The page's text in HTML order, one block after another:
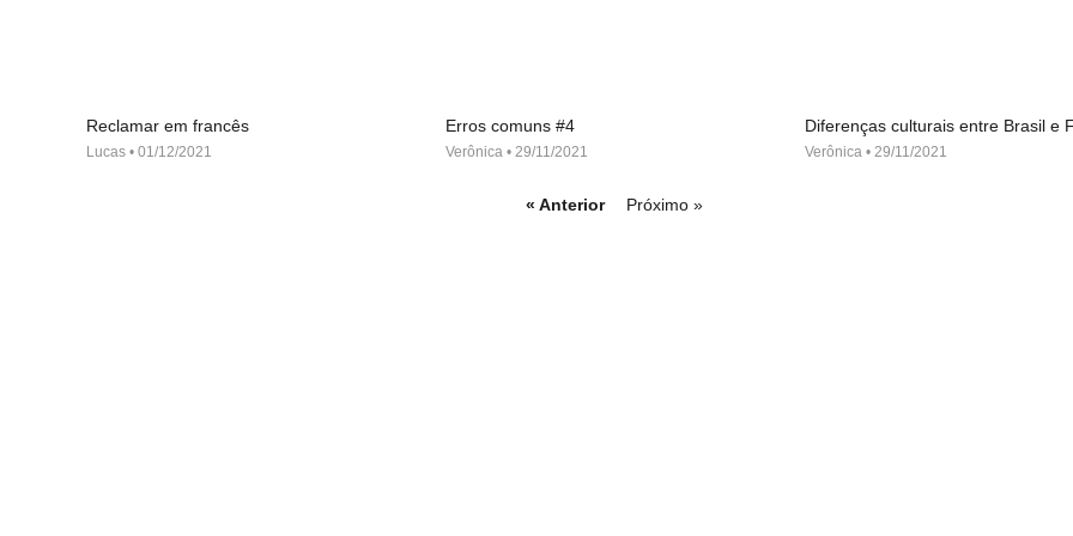
Reclamar em francês
Lucas 01/12/2021
Erros comuns #4
Verônica 29/11/2021
Diferenças culturais entre Brasil e
Verônica 29/11/2021
« Anterior Próximo »